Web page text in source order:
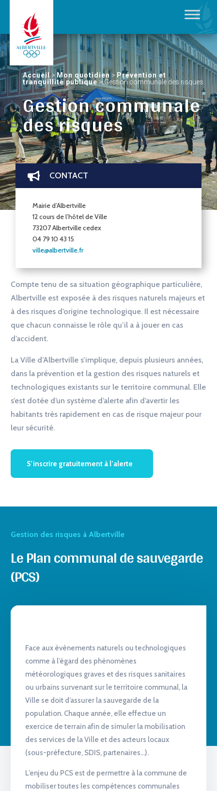
Accueil> Mon quotidien > Prévention et
tranquillité publique >Gestion communale des risques
Gestion communale
des risques
 CONTACT
Mairie d’Albertville
12 cours de l’hôtel de Ville
73207 Albertville cedex
04 79 10 43 15
ville@albertville.fr
Compte tenu de sa situation géographique particulière,
Albertville est exposée à des risques naturels majeurs et
à des risques d’origine technologique. Il est nécessaire
que chacun connaisse le rôle qu’il a à jouer en cas
d’accident.
La Ville d’Albertville s’implique, depuis plusieurs années,
dans la prévention et la gestion des risques naturels et
technologiques existants sur le territoire communal. Elle
s’est dotée d’un système d’alerte afin d’avertir les
habitants très rapidement en cas de risque majeur pour
leur sécurité.
S’inscrire gratuitement à l’alerte
Gestion des risques à Albertville
Le Plan communal de sauvegarde
(PCS)
Face aux évènements naturels ou technologiques
comme à l’égard des phénomènes
météorologiques graves et des risques sanitaires
ou urbains survenant sur le territoire communal, la
Ville se doit d’assurer la sauvegarde de la
population. Chaque année, elle effectue un
exercice de terrain afin de simuler la mobilisation
des services de la Ville et des acteurs locaux
(sous-préfecture, SDIS, partenaires…).
L’enjeu du PCS est de permettre à la commune de
mobiliser toutes les compétences communales